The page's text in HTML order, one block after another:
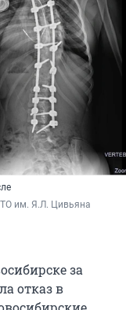
им. Я.Л. Цивьяна
за
отказ в